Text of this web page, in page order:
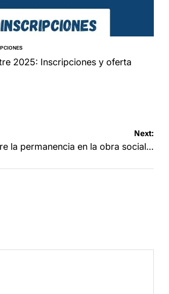
2025: Inscripciones y oferta
Next:
la permanencia en la obra social…